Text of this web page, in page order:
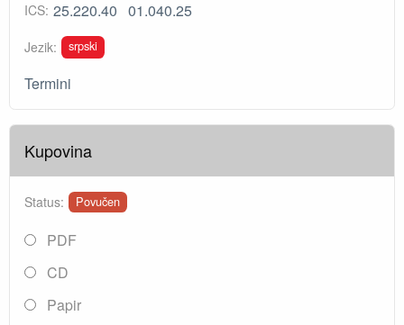
ICS: 25.220.40 01.040.25
Jezik: srpski
Termini
Kupovina
Status: Povučen
PDF
CD
Papir